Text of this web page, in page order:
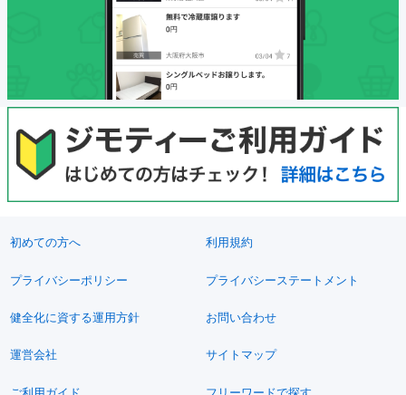
初めての方へ 利用規約
プライバシーポリシー プライバシーステートメント
健全化に資する運用方針 お問い合わせ
運営会社 サイトマップ